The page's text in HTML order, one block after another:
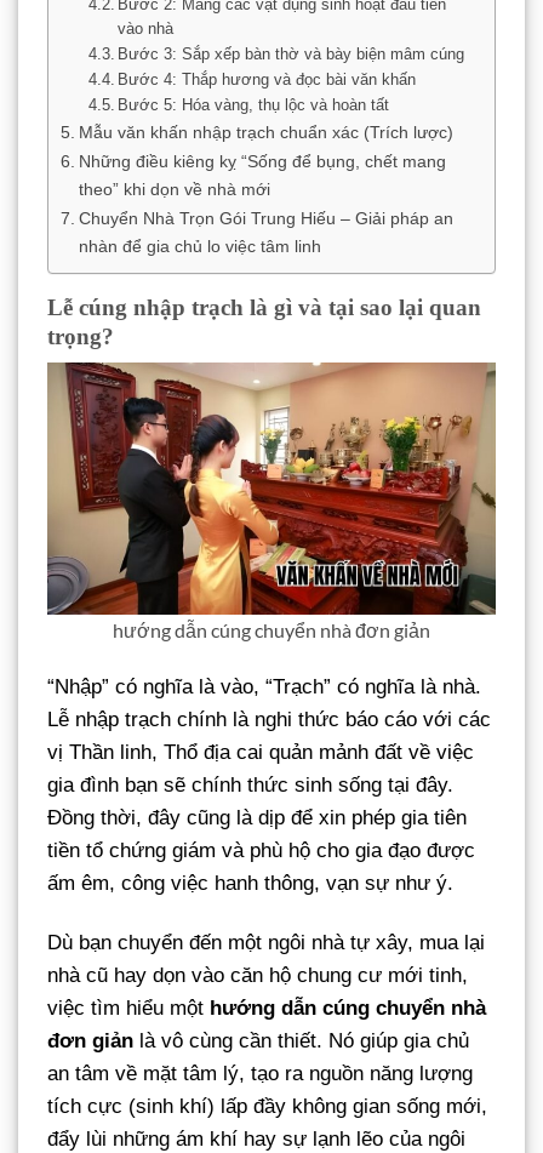
Bước 2: Mang các vật dụng sinh hoạt đầu tiên
vào nhà
Bước 3: Sắp xếp bàn thờ và bày biện mâm cúng
Bước 4: Thắp hương và đọc bài văn khấn
Bước 5: Hóa vàng, thụ lộc và hoàn tất
Mẫu văn khấn nhập trạch chuẩn xác (Trích lược)
Những điều kiêng kỵ “Sống để bụng, chết mang
theo” khi dọn về nhà mới
Chuyển Nhà Trọn Gói Trung Hiếu – Giải pháp an
nhàn để gia chủ lo việc tâm linh
Lễ cúng nhập trạch là gì và tại sao lại quan
trọng?
hướng dẫn cúng chuyển nhà đơn giản
“Nhập” có nghĩa là vào, “Trạch” có nghĩa là nhà.
Lễ nhập trạch chính là nghi thức báo cáo với các
vị Thần linh, Thổ địa cai quản mảnh đất về việc
gia đình bạn sẽ chính thức sinh sống tại đây.
Đồng thời, đây cũng là dịp để xin phép gia tiên
tiền tổ chứng giám và phù hộ cho gia đạo được
ấm êm, công việc hanh thông, vạn sự như ý.
Dù bạn chuyển đến một ngôi nhà tự xây, mua lại
nhà cũ hay dọn vào căn hộ chung cư mới tinh,
việc tìm hiểu một hướng dẫn cúng chuyển nhà
đơn giản là vô cùng cần thiết. Nó giúp gia chủ
an tâm về mặt tâm lý, tạo ra nguồn năng lượng
tích cực (sinh khí) lấp đầy không gian sống mới,
đẩy lùi những ám khí hay sự lạnh lẽo của ngôi